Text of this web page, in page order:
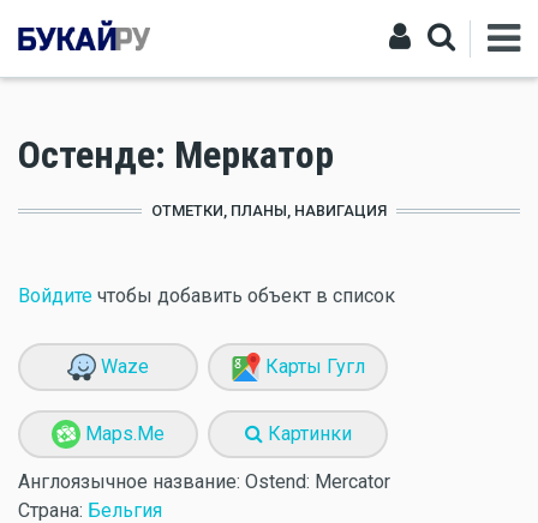
Остенде: Меркатор
ОТМЕТКИ, ПЛАНЫ, НАВИГАЦИЯ
Войдите чтобы добавить объект в список
Waze Карты Гугл
Maps.Me Картинки
Англоязычное название: Ostend: Mercator
Страна: Бельгия